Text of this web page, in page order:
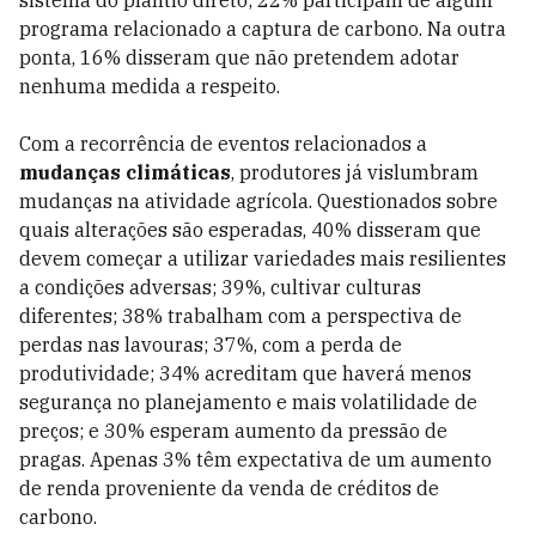
programa relacionado a captura de carbono. Na outra
ponta, 16% disseram que não pretendem adotar
nenhuma medida a respeito.
Com a recorrência de eventos relacionados a
mudanças climáticas, produtores já vislumbram
mudanças na atividade agrícola. Questionados sobre
quais alterações são esperadas, 40% disseram que
devem começar a utilizar variedades mais resilientes
a condições adversas; 39%, cultivar culturas
diferentes; 38% trabalham com a perspectiva de
perdas nas lavouras; 37%, com a perda de
produtividade; 34% acreditam que haverá menos
segurança no planejamento e mais volatilidade de
preços; e 30% esperam aumento da pressão de
pragas. Apenas 3% têm expectativa de um aumento
de renda proveniente da venda de créditos de
carbono.